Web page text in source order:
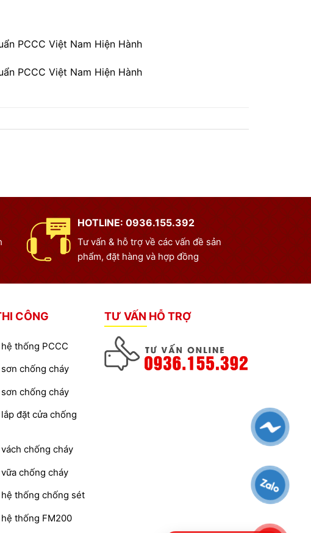
PCCC Việt Nam Hiện Hành
PCCC Việt Nam Hiện Hành
HOTLINE: 0936.155.392
Tư vấn & hỗ trợ về các vấn đề sản
phẩm, đặt hàng và hợp đồng
CÔNG
thống PCCC
chống cháy
chống cháy
đặt cửa chống
chống cháy
chống cháy
thống chống sét
thống FM200
TƯ VẤN HỖ TRỢ